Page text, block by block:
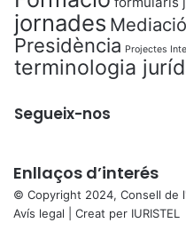
jornades Mediació
Presidència Projectes
terminologia
Segueix-nos
Enllaços d’interés
© Copyright 2024, Consell de
Avís legal | Creat per IURISTEL